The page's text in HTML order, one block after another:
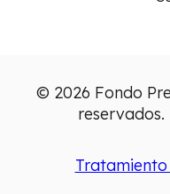
© 2026 Fondo
reservados.